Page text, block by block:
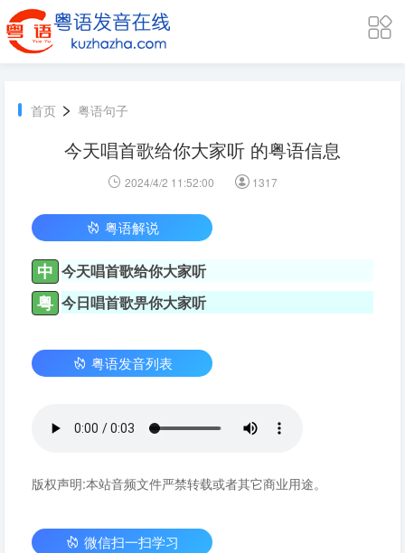
首页 > 粤语句子
今天唱首歌给你大家听 的粤语信息
2024/4/2 11:52:00 1317
粤语解说
中 今天唱首歌给你大家听
粤 今日唱首歌畀你大家听
粤语发音列表
版权声明:本站音频文件严禁转载或者其它商业用途。
微信扫一扫学习